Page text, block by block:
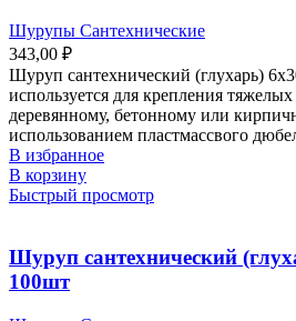
Шурупы Сантехнические
343,00 ₽
Шуруп сантехнический (глухарь)
используется для крепления
деревянному, бетонному или
использованием пластмассвого
В избранное
В корзину
Быстрый просмотр
Шуруп сантехнический
100шт